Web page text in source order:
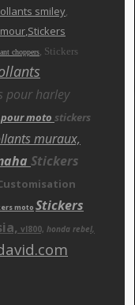
smiley,
,Stickers
choppers, Stickers
pour harley
moto stickers
muraux,
Stickers
moto Stickers
vl800, honda rebel,